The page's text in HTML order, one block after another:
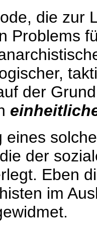
die zur
Problems
der
eines
der
Eben
im